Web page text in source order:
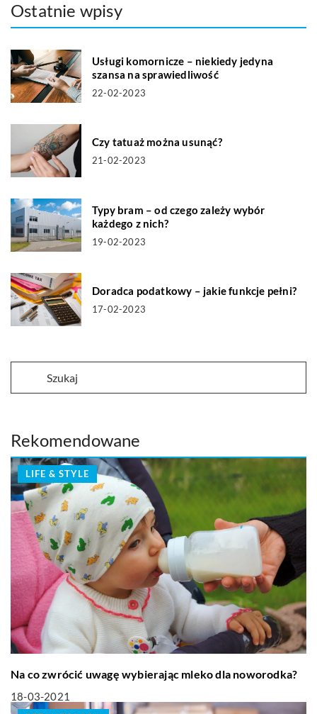
Ostatnie wpisy
Usługi komornicze – niekiedy jedyna
szansa na sprawiedliwość
22-02-2023
Czy tatuaż można usunąć?
21-02-2023
Typy bram – od czego zależy wybór
każdego z nich?
19-02-2023
Doradca podatkowy – jakie funkcje pełni?
17-02-2023
Rekomendowane
LIFE & STYLE
Na co zwrócić uwagę wybierając mleko dla noworodka?
18-03-2021